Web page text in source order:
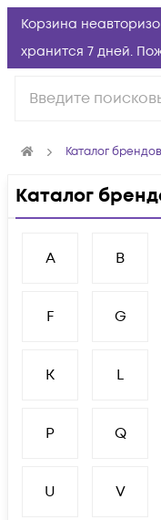
Корзина
хранится 7 дней.
Каталог брендов
Каталог
A B
F G
K L
P Q
U V